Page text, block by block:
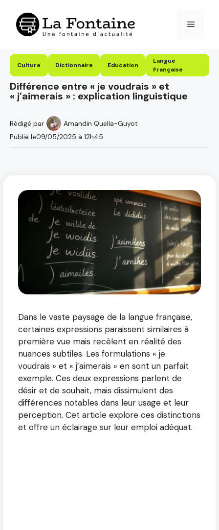
contenu
Menu
Culture Dictionnaire Education
Langue
Française
Différence entre « je voudrais » et
« j’aimerais » : explication linguistique
Rédigé par
Amandin Quella-Guyot
Publié le09/05/2025 à 12h45
Dans le vaste paysage de la langue française,
certaines expressions paraissent similaires à
première vue mais recèlent en réalité des
nuances subtiles. Les formulations « je
voudrais » et « j’aimerais » en sont un parfait
exemple. Ces deux expressions parlent de
désir et de souhait, mais dissimulent des
différences notables dans leur usage et leur
perception. Cet article explore ces distinctions
et offre un éclairage sur leur emploi adéquat.